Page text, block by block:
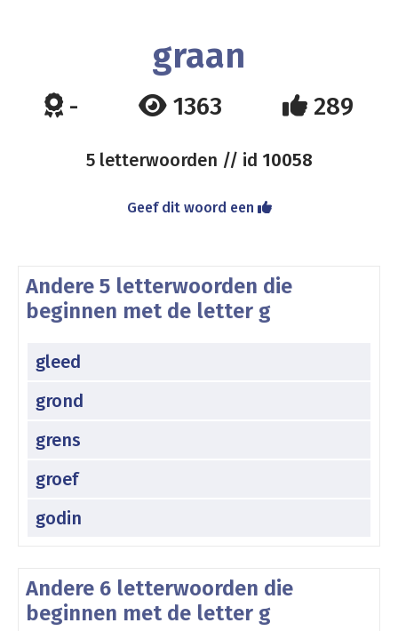
graan
- 1363 289
5 letterwoorden // id 10058
Geef dit woord een
Andere 5 letterwoorden die
beginnen met de letter g
gleed
grond
grens
groef
godin
Andere 6 letterwoorden die
beginnen met de letter g